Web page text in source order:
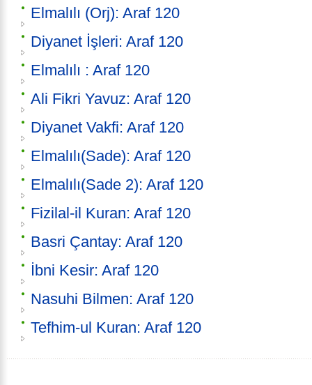
Elmalılı (Orj): Araf 120
Diyanet İşleri: Araf 120
Elmalılı : Araf 120
Ali Fikri Yavuz: Araf 120
Diyanet Vakfi: Araf 120
Elmalılı(Sade): Araf 120
Elmalılı(Sade 2): Araf 120
Fizilal-il Kuran: Araf 120
Basri Çantay: Araf 120
İbni Kesir: Araf 120
Nasuhi Bilmen: Araf 120
Tefhim-ul Kuran: Araf 120